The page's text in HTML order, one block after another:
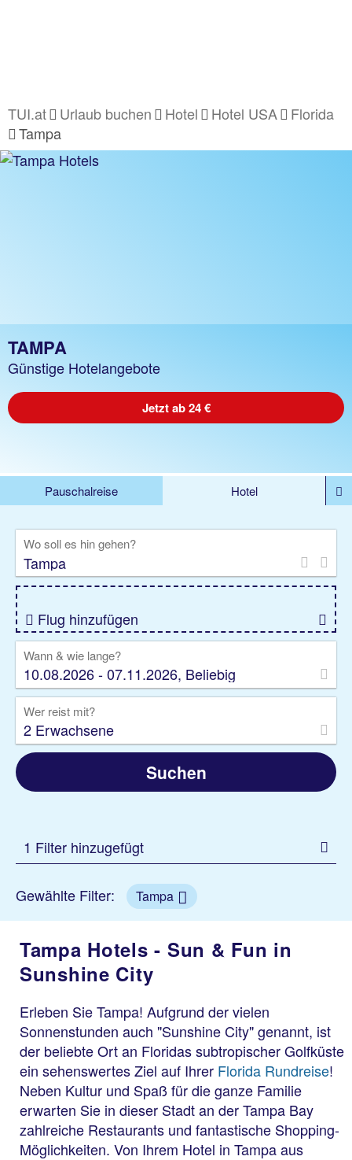
TUI.at Urlaub buchen Hotel Hotel USA
Florida
Tampa
TAMPA
Günstige Hotelangebote
Jetzt ab 24 €
Pauschalreise
Hotel
Rundreise
Kreuzfahrt
Gruppenreise
Camper Privattransfer
Wo soll es hin gehen?
Flug hinzufügen
Wann & wie lange?
10.08.2026 - 07.11.2026, Beliebig
Wer reist mit?
2 Erwachsene
Suchen
1 Filter hinzugefügt
Gewählte Filter: Tampa
Tampa Hotels - Sun & Fun in
Sunshine City
Erleben Sie Tampa! Aufgrund der vielen
Sonnenstunden auch "Sunshine City" genannt, ist
der beliebte Ort an Floridas subtropischer Golfküste
ein sehenswertes Ziel auf Ihrer Florida Rundreise!
Neben Kultur und Spaß für die ganze Familie
erwarten Sie in dieser Stadt an der Tampa Bay
zahlreiche Restaurants und fantastische Shopping-
Möglichkeiten. Von Ihrem Hotel in Tampa aus